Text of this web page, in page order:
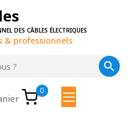
DES CÂBLES ÉLECTRIQUES
& professionnels
0